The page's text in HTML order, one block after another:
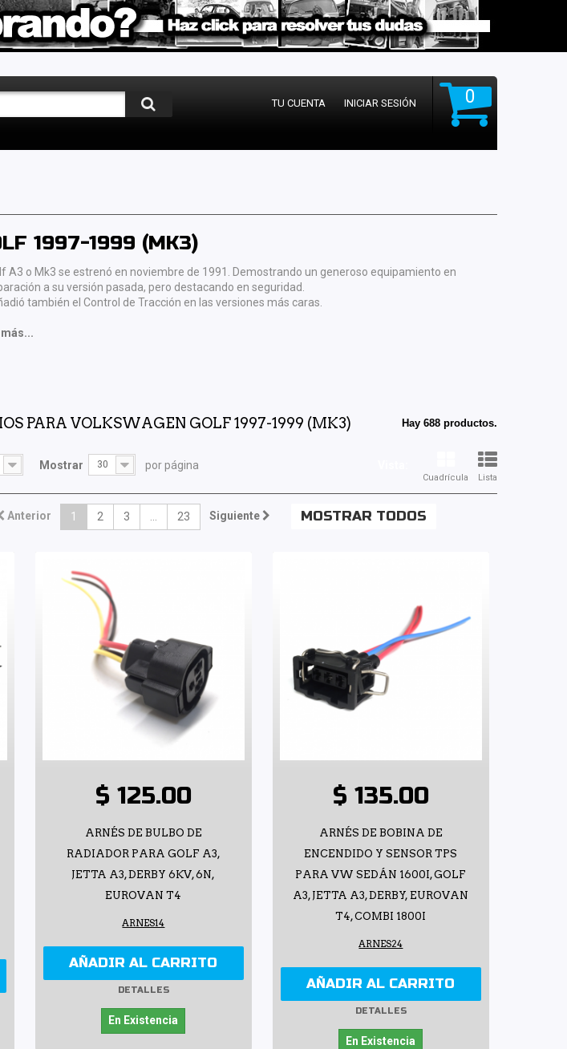
0
TU CUENTA INICIAR SESIÓN
1997-1999 (MK3)
A3 o Mk3 se estrenó en noviembre de 1991. Demostrando un generoso equipamiento en
a su versión pasada, pero destacando en seguridad.
también el Control de Tracción en las versiones más caras.
PARA VOLKSWAGEN GOLF 1997-1999 (MK3) Hay 688 productos.
Cuadrícula Lista
Mostrar 30 por página
MOSTRAR TODOS
Anterior 1 2 3 23 Siguiente
$ 125.00
ARNÉS DE BULBO DE
RADIADOR PARA GOLF A3,
JETTA A3, DERBY 6KV, 6N,
EUROVAN T4
ARNES14
AÑADIR AL CARRITO
DETALLES
En Existencia
$ 135.00
ARNÉS DE BOBINA DE
ENCENDIDO Y SENSOR TPS
PARA VW SEDÁN 1600I, GOLF
A3, JETTA A3, DERBY, EUROVAN
T4, COMBI 1800I
ARNES24
AÑADIR AL CARRITO
DETALLES
En Existencia